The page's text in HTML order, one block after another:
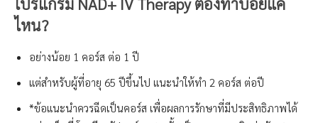
ไหน?
อย่างน้อย 1 คอร์ส ต่อ 1 ปี
แต่สำหรับผู้ที่อายุ 65 ปีขึ้นไป แนะนำให้ทำ 2 คอร์ส ต่อปี
*ข้อแนะนำควรฉีดเป็นคอร์ส เพื่อผลการรักษาที่มีประสิทธิภาพได้